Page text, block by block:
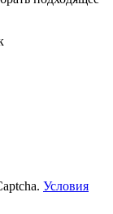
Условия